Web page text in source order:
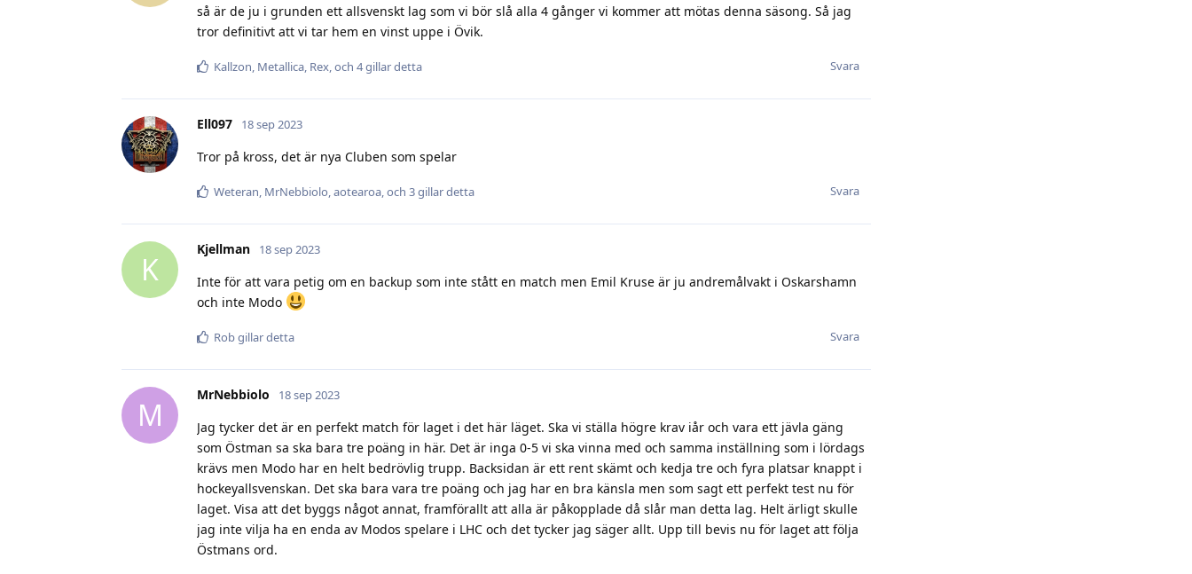
så är de ju i grunden ett allsvenskt lag som vi bör slå alla 4 gånger vi kommer att mötas denna säsong. Så jag
tror definitivt att vi tar hem en vinst uppe i Övik.
Svara
Kallzon Metallica Rex , och 4gillar detta
Ell097 18 sep 2023
Tror på kross, det är nya Cluben som spelar
Svara
Weteran MrNebbiolo aotearoa , och 3gillar detta
K
Kjellman 18 sep 2023
Inte för att vara petig om en backup som inte stått en match men Emil Kruse är ju andremålvakt i Oskarshamn
och inte Modo
Svara
Robgillar detta
M
MrNebbiolo 18 sep 2023
Jag tycker det är en perfekt match för laget i det här läget. Ska vi ställa högre krav iår och vara ett jävla gäng
som Östman sa ska bara tre poäng in här. Det är inga 0-5 vi ska vinna med och samma inställning som i lördags
krävs men Modo har en helt bedrövlig trupp. Backsidan är ett rent skämt och kedja tre och fyra platsar knappt i
hockeyallsvenskan. Det ska bara vara tre poäng och jag har en bra känsla men som sagt ett perfekt test nu för
laget. Visa att det byggs något annat, framförallt att alla är påkopplade då slår man detta lag. Helt ärligt skulle
jag inte vilja ha en enda av Modos spelare i LHC och det tycker jag säger allt. Upp till bevis nu för laget att följa
Östmans ord.